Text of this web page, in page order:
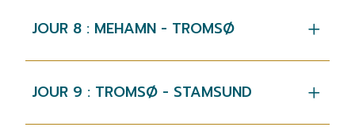
JOUR 8 : MEHAMN - TROMSØ
JOUR 9 : TROMSØ - STAMSUND